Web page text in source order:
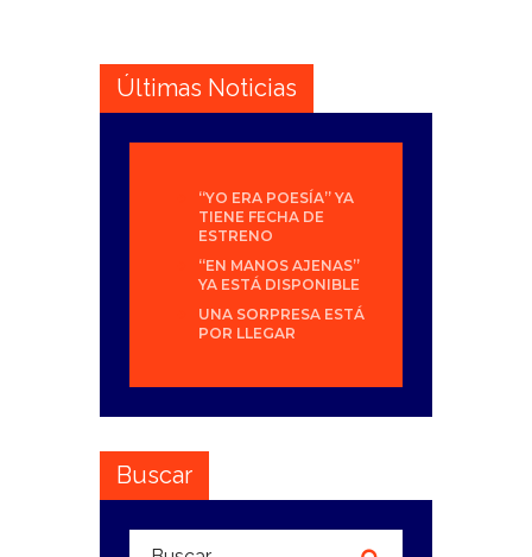
Últimas Noticias
“YO ERA POESÍA” YA
TIENE FECHA DE
ESTRENO
“EN MANOS AJENAS”
YA ESTÁ DISPONIBLE
UNA SORPRESA ESTÁ
POR LLEGAR
Buscar
Buscar: